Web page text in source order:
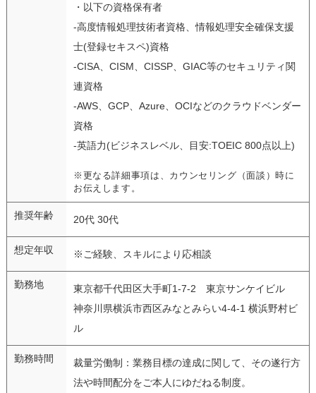
・以下の資格保有者
-高度情報処理技術者資格、情報処理安全確保支援
士(登録セキスペ)資格
-CISA、CISM、CISSP、GIAC等のセキュリティ関
連資格
-AWS、GCP、Azure、OCIなどのクラウドベンダー
資格
-英語力(ビジネスレベル、目安:TOEIC 800点以上)
※更なる詳細事項は、カウンセリング（面談）時に
お伝えします。
推奨年齢 20代 30代
想定年収 ※ご経験、スキルにより応相談
勤務地
東京都千代田区大手町1-7-2 東京サンケイビル
神奈川県横浜市西区みなとみらい4-4-1 横浜野村ビ
ル
勤務時間
裁量労働制：業務目標の達成に関して、その遂行方
法や時間配分をご本人にゆだねる制度。